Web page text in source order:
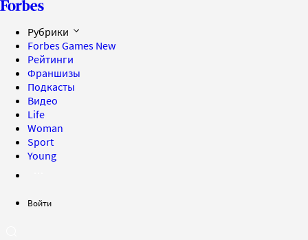
Рубрики
Forbes Games New
Рейтинги
Франшизы
Подкасты
Видео
Life
Woman
Sport
Young
Войти